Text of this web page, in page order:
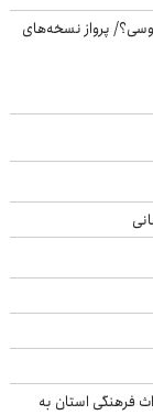
پرواز نسخه‌های
فرهنگی استان به